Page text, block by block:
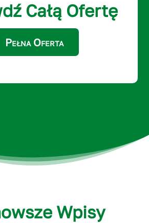
Całą Ofertę
Pełna Oferta
Wpisy